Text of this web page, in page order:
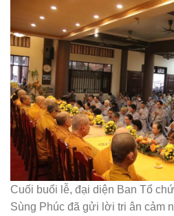
Cuối buổi lễ, đại diện Ban Tổ
Sùng Phúc đã gửi lời tri ân cảm